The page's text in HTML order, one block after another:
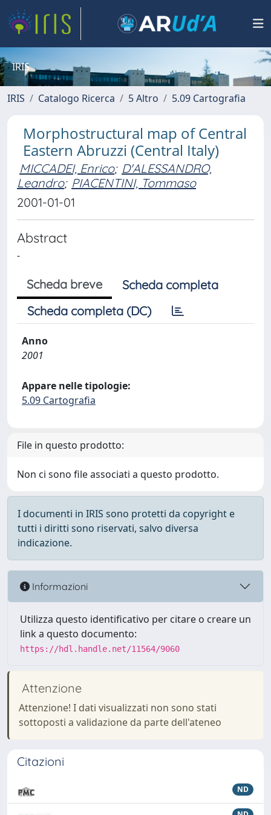
IRIS
IRIS Catalogo Ricerca 5 Altro 5.09 Cartografia
Morphostructural map of Central
Eastern Abruzzi (Central Italy)
MICCADEI, Enrico; D'ALESSANDRO,
Leandro; PIACENTINI, Tommaso
2001-01-01
Abstract
-
Scheda breve
Scheda completa
Scheda completa (DC)
Anno
2001
Appare nelle tipologie:
5.09 Cartografia
File in questo prodotto:
Non ci sono file associati a questo prodotto.
I documenti in IRIS sono protetti da copyright e
tutti i diritti sono riservati, salvo diversa
indicazione.
Informazioni
Utilizza questo identificativo per citare o creare un
link a questo documento:
https://hdl.handle.net/11564/9060
Attenzione
Attenzione! I dati visualizzati non sono stati
sottoposti a validazione da parte dell'ateneo
Citazioni
ND